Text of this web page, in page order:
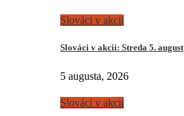
Slováci v akcii
Slováci v akcii: Streda 5. august
5 augusta, 2026
Slováci v akcii